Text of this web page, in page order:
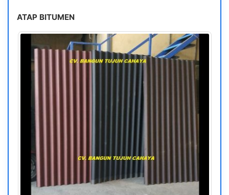
ATAP BITUMEN